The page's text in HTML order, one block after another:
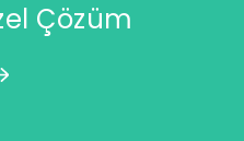
Çözüm